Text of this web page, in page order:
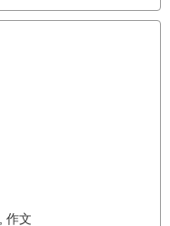
作文